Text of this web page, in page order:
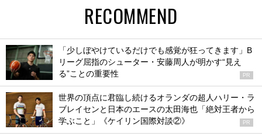
RECOMMEND
「少しぼやけているだけでも感覚が狂ってきます」B
リーグ屈指のシューター・安藤周人が明かす“見え
る”ことの重要性
PR
世界の頂点に君臨し続けるオランダの超人ハリー・ラ
ブレイセンと日本のエースの太田海也「絶対王者から
学ぶこと」《ケイリン国際対談②》
PR